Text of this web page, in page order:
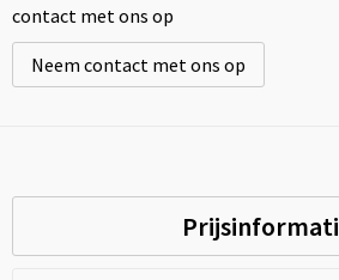
contact met ons op
Neem contact met ons op